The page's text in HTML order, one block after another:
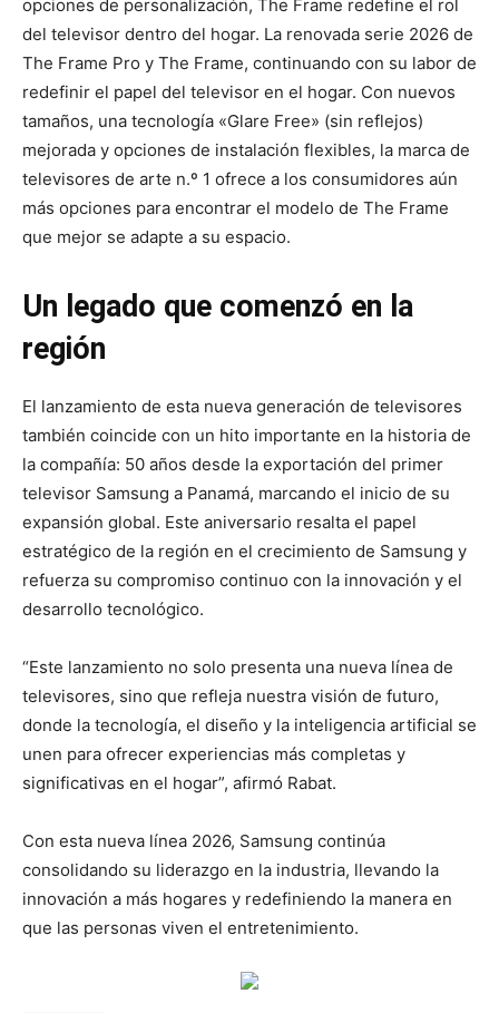
opciones de personalización, The Frame redefine el rol
del televisor dentro del hogar. La renovada serie 2026 de
The Frame Pro y The Frame, continuando con su labor de
redefinir el papel del televisor en el hogar. Con nuevos
tamaños, una tecnología «Glare Free» (sin reflejos)
mejorada y opciones de instalación flexibles, la marca de
televisores de arte n.º 1 ofrece a los consumidores aún
más opciones para encontrar el modelo de The Frame
que mejor se adapte a su espacio.
Un legado que comenzó en la
región
El lanzamiento de esta nueva generación de televisores
también coincide con un hito importante en la historia de
la compañía: 50 años desde la exportación del primer
televisor Samsung a Panamá, marcando el inicio de su
expansión global. Este aniversario resalta el papel
estratégico de la región en el crecimiento de Samsung y
refuerza su compromiso continuo con la innovación y el
desarrollo tecnológico.
“Este lanzamiento no solo presenta una nueva línea de
televisores, sino que refleja nuestra visión de futuro,
donde la tecnología, el diseño y la inteligencia artificial se
unen para ofrecer experiencias más completas y
significativas en el hogar”, afirmó Rabat.
Con esta nueva línea 2026, Samsung continúa
consolidando su liderazgo en la industria, llevando la
innovación a más hogares y redefiniendo la manera en
que las personas viven el entretenimiento.